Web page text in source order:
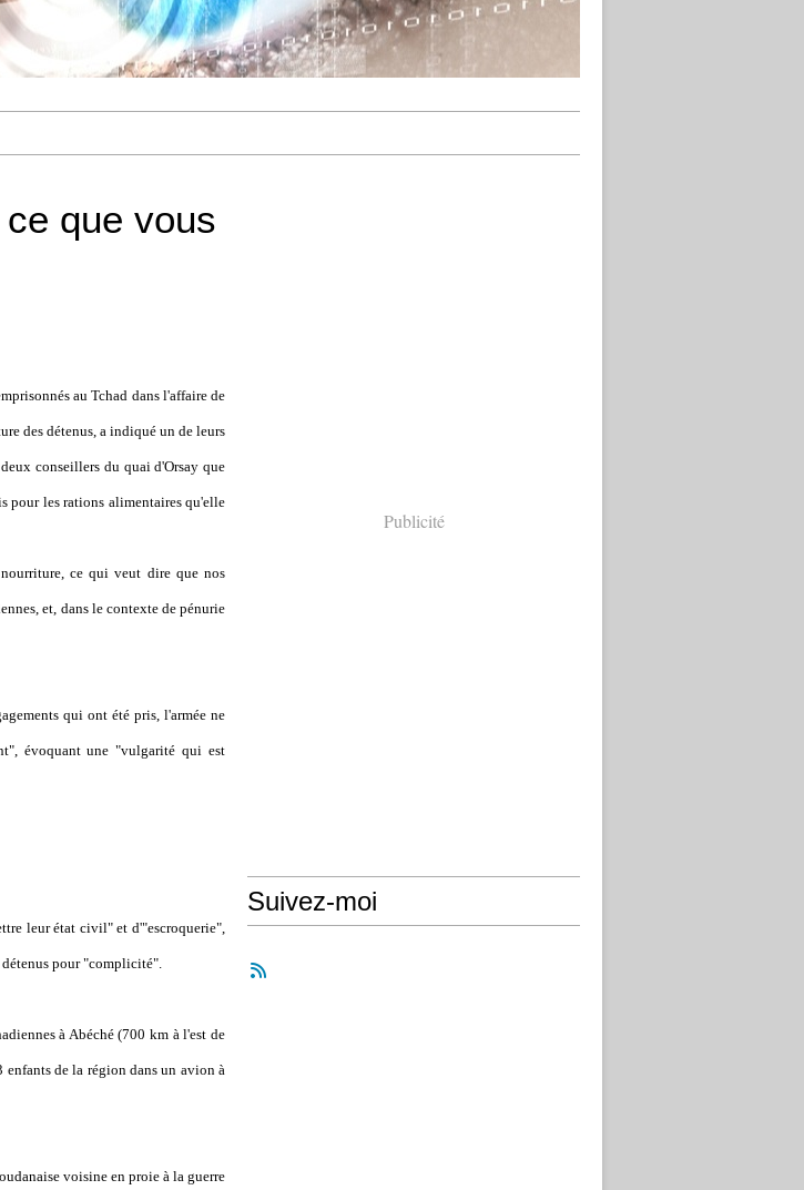
que vous
au Tchad dans l'affaire de
des détenus, a indiqué un de leurs
conseillers du quai d'Orsay que
pour les rations alimentaires qu'elle
ce qui veut dire que nos
et, dans le contexte de pénurie
qui ont été pris, l'armée ne
évoquant une "vulgarité qui est
leur état civil" et d'"escroquerie",
détenus pour "complicité".
à Abéché (700 km à l'est de
enfants de la région dans un avion à
voisine en proie à la guerre
Publicité
Suivez-moi